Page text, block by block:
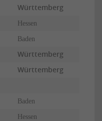
Württemberg
Hessen
Baden
Württemberg
Württemberg
Baden
Hessen